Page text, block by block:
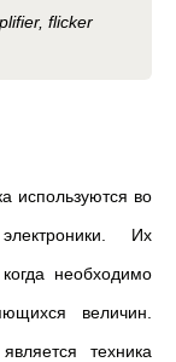
flicker
используются во
Их
необходимо
величин.
техника